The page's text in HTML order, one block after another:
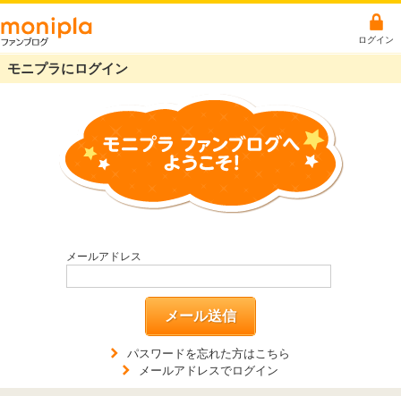
ログイン
モニプラにログイン
メールアドレス
メール送信
パスワードを忘れた方はこちら
メールアドレスでログイン